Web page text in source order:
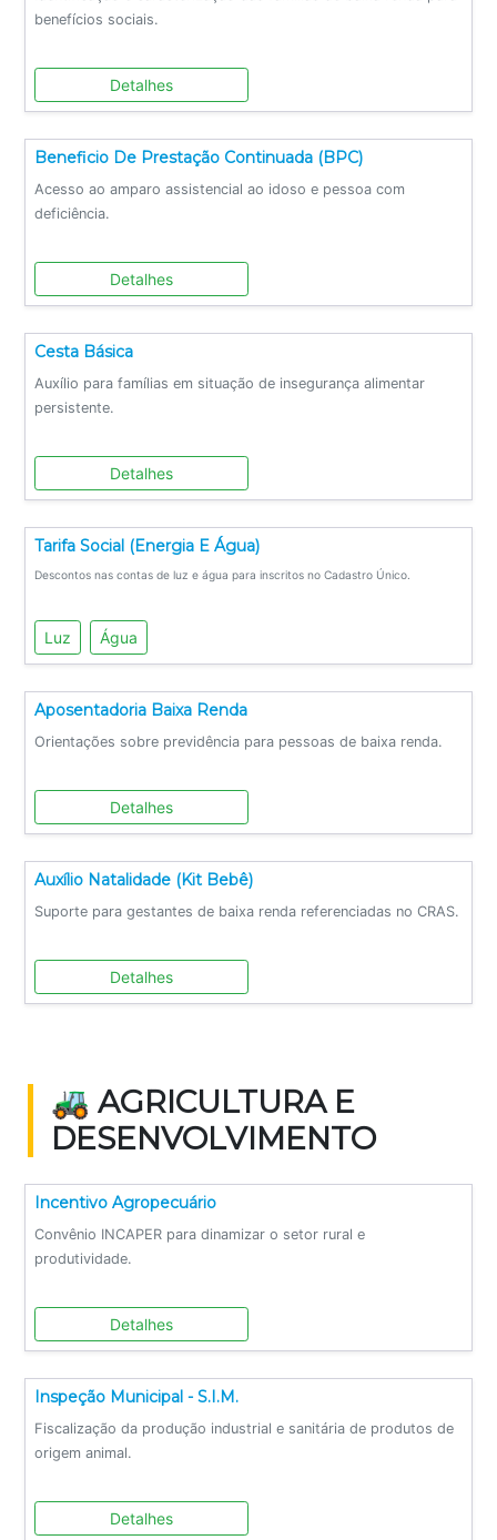
benefícios sociais.
Detalhes
Beneficio De Prestação Continuada (BPC)
Acesso ao amparo assistencial ao idoso e pessoa com
deficiência.
Detalhes
Cesta Básica
Auxílio para famílias em situação de insegurança alimentar
persistente.
Detalhes
Tarifa Social (Energia E Água)
Descontos nas contas de luz e água para inscritos no Cadastro Único.
Luz Água
Aposentadoria Baixa Renda
Orientações sobre previdência para pessoas de baixa renda.
Detalhes
Auxílio Natalidade (kit Bebê)
Suporte para gestantes de baixa renda referenciadas no CRAS.
Detalhes
🚜 AGRICULTURA E
DESENVOLVIMENTO
Incentivo Agropecuário
Convênio INCAPER para dinamizar o setor rural e
produtividade.
Detalhes
Inspeção Municipal - S.I.M.
Fiscalização da produção industrial e sanitária de produtos de
origem animal.
Detalhes